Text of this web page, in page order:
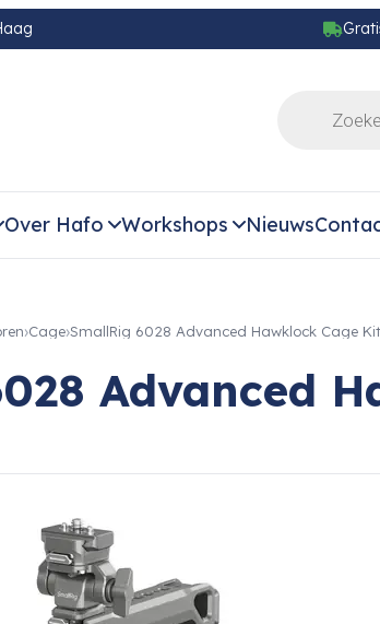
Over Hafo Workshops Nieuws
Cage SmallRig 6028 Advanced Hawklock Cage
Advanced